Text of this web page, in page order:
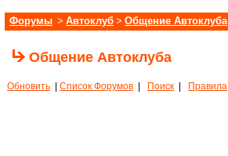
Форумы > Автоклуб > Общение Автоклуба
Общение Автоклуба
Обновить Список Форумов Поиск Правила